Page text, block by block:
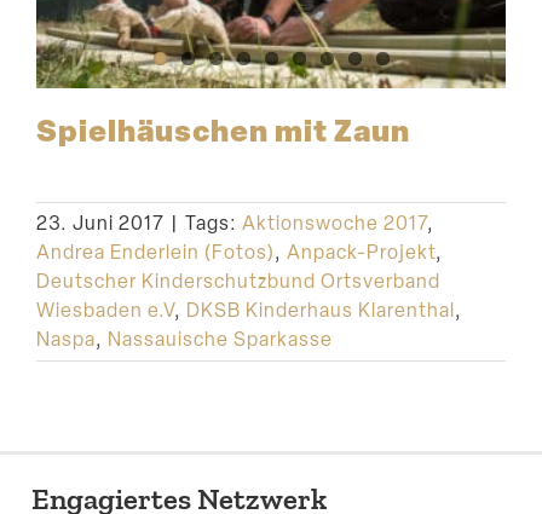
Spiel­häuschen mit Zaun
23. Juni 2017 | Tags: Aktionswoche 2017,
Andrea Enderlein (Fotos), Anpack-Projekt,
Deutscher Kinderschutzbund Ortsverband
Wiesbaden e.V, DKSB Kinderhaus Klarenthal,
Naspa, Nassauische Sparkasse
Engagiertes Netzwerk